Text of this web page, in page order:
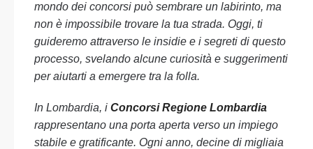
mondo dei concorsi può sembrare un labirinto, ma
non è impossibile trovare la tua strada. Oggi, ti
guideremo attraverso le insidie e i segreti di questo
processo, svelando alcune curiosità e suggerimenti
per aiutarti a emergere tra la folla.
In Lombardia, i Concorsi Regione Lombardia
rappresentano una porta aperta verso un impiego
stabile e gratificante. Ogni anno, decine di migliaia